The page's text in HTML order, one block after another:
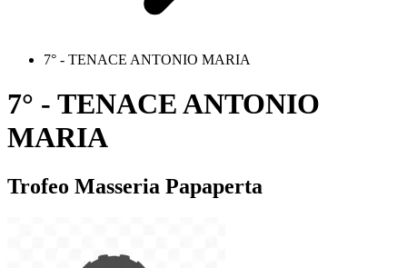
7° - TENACE ANTONIO MARIA
7° - TENACE ANTONIO
MARIA
Trofeo Masseria Papaperta